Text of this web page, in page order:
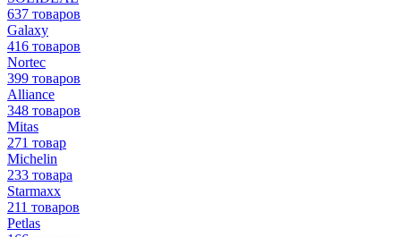
637 товаров
Galaxy
416 товаров
Nortec
399 товаров
Alliance
348 товаров
Mitas
271 товар
Michelin
233 товара
Starmaxx
211 товаров
Petlas